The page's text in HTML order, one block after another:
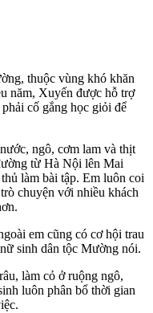
thuộc vùng khó khăn
năm, Xuyến được hỗ trợ
cố gắng học giỏi để
ngô, cơm lam và thịt
từ Hà Nội lên Mai
làm bài tập. Em luôn coi
chuyện với nhiều khách
em cũng có cơ hội trau
sinh dân tộc Mường nói.
làm cỏ ở ruộng ngô,
luôn phân bổ thời gian